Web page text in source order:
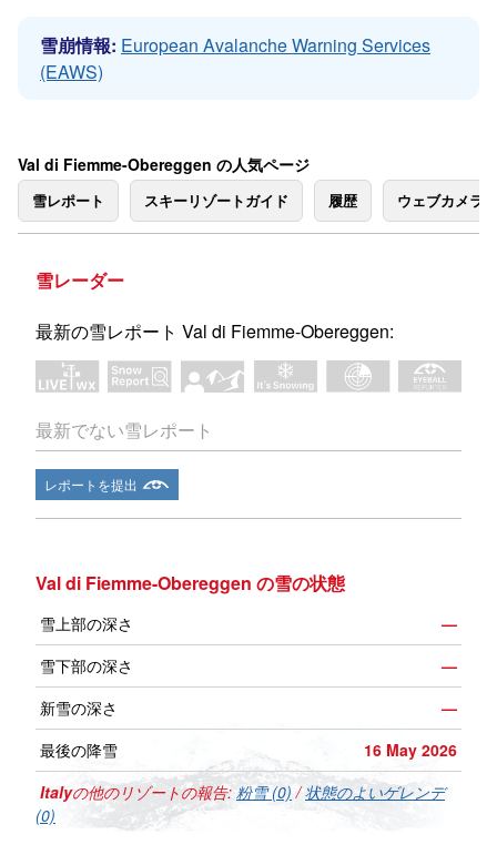
雪崩情報: European Avalanche Warning Services
(EAWS)
Val di Fiemme-Obereggen の人気ページ
雪レポート スキーリゾートガイド 履歴 ウェブカメラ
雪レーダー
最新の雪レポート Val di Fiemme-Obereggen:
最新でない雪レポート
レポートを提出
Val di Fiemme-Obereggen の雪の状態
雪上部の深さ
—
雪下部の深さ
—
新雪の深さ
—
最後の降雪
16 May 2026
Italyの他のリゾートの報告: 粉雪 (0) /状態のよいゲレンデ
(0)